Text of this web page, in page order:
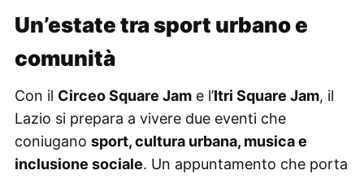
Un’estate tra sport urbano e
comunità
Con il Circeo Square Jame l’Itri Square Jam, il
Lazio si prepara a vivere due eventi che
coniugano sport, cultura urbana, musica e
inclusione sociale. Un appuntamento che porta